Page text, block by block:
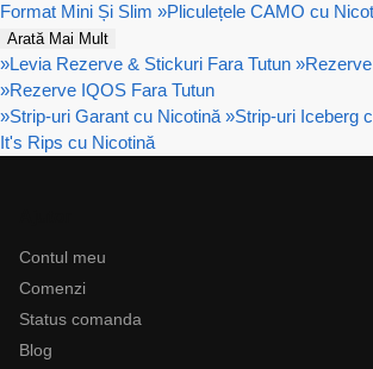
Format Mini Și Slim »Pliculețele CAMO cu
Arată Mai Mult
»Levia Rezerve & Stickuri Fara Tutun »
»Rezerve IQOS Fara Tutun
»Strip-uri Garant cu Nicotină »Strip-uri Iceberg
It's Rips cu Nicotină
Contul meu
Comenzi
Status comanda
Blog